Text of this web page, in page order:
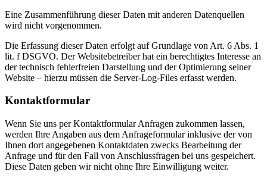
Eine Zusammenführung dieser Daten mit anderen Datenquellen
wird nicht vorgenommen.
Die Erfassung dieser Daten erfolgt auf Grundlage von Art. 6 Abs. 1
lit. f DSGVO. Der Websitebetreiber hat ein berechtigtes Interesse an
der technisch fehlerfreien Darstellung und der Optimierung seiner
Website – hierzu müssen die Server-Log-Files erfasst werden.
Kontaktformular
Wenn Sie uns per Kontaktformular Anfragen zukommen lassen,
werden Ihre Angaben aus dem Anfrageformular inklusive der von
Ihnen dort angegebenen Kontaktdaten zwecks Bearbeitung der
Anfrage und für den Fall von Anschlussfragen bei uns gespeichert.
Diese Daten geben wir nicht ohne Ihre Einwilligung weiter.